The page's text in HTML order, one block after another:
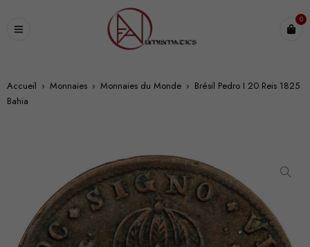
0
Accueil › Monnaies › Monnaies du Monde › Brésil Pedro I 20 Reis 1825
Bahia